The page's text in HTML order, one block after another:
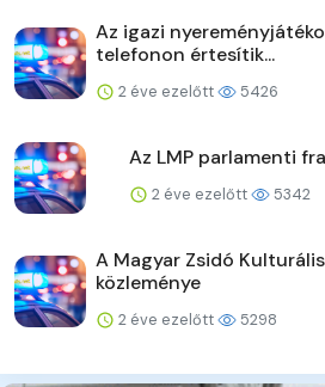
Az igazi
telefonon értesítik...
2 éve ezelőtt 5426
Az LMP parlamenti
2 éve ezelőtt 5342
A Magyar Zsidó
közleménye
2 éve ezelőtt 5298